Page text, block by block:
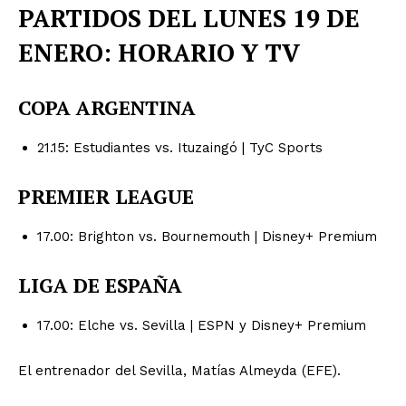
PARTIDOS DEL LUNES 19 DE
ENERO: HORARIO Y TV
COPA ARGENTINA
21.15: Estudiantes vs. Ituzaingó | TyC Sports
PREMIER LEAGUE
17.00: Brighton vs. Bournemouth | Disney+ Premium
LIGA DE ESPAÑA
17.00: Elche vs. Sevilla | ESPN y Disney+ Premium
El entrenador del Sevilla, Matías Almeyda (EFE).